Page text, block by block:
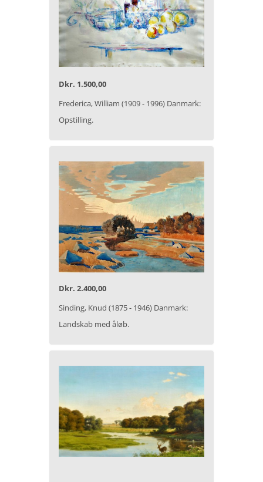
Dkr. 1.500,00
Frederica, William (1909 - 1996) Danmark:
Opstilling.
Dkr. 2.400,00
Sinding, Knud (1875 - 1946) Danmark:
Landskab med åløb.